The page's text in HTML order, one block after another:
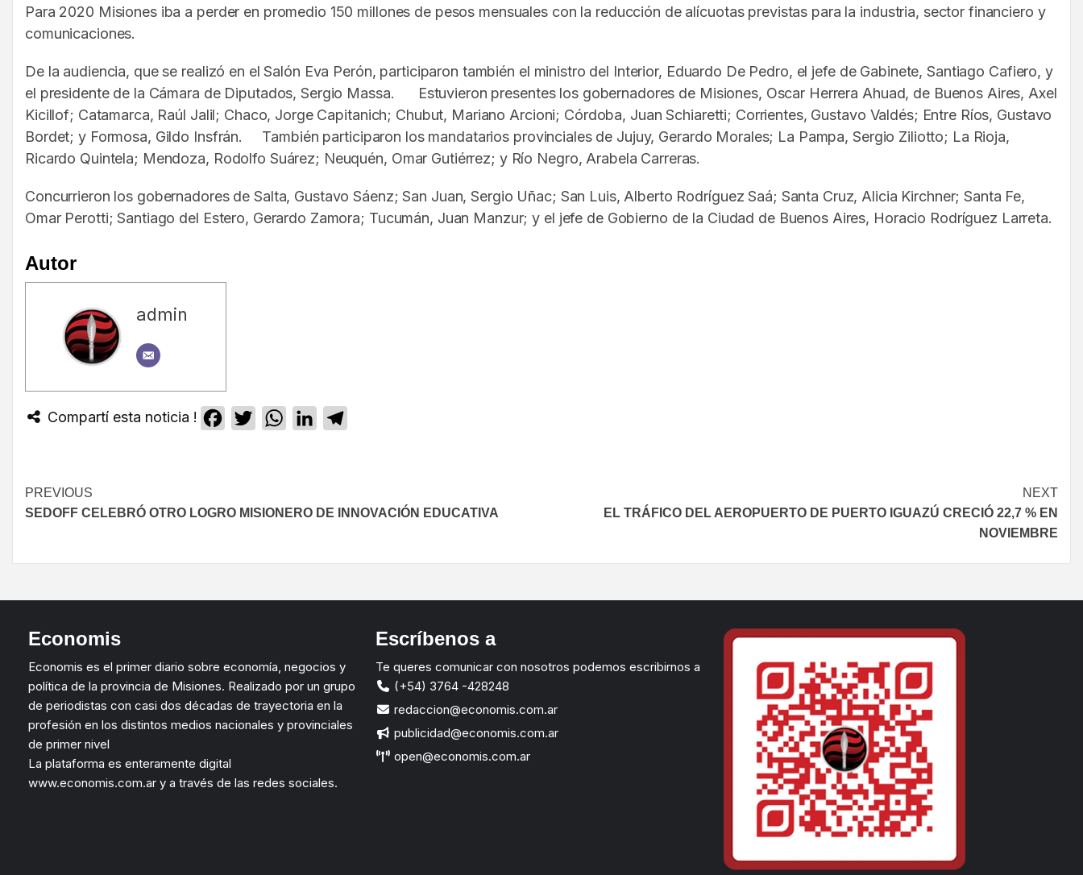
Para 2020 Misiones iba a perder en promedio 150 millones de pesos mensuales con la reducción de alícuotas previstas para la industria, sector financiero y
comunicaciones.
De la audiencia, que se realizó en el Salón Eva Perón, participaron también el ministro del Interior, Eduardo De Pedro, el jefe de Gabinete, Santiago Cafiero, y
el presidente de la Cámara de Diputados, Sergio Massa. Estuvieron presentes los gobernadores de Misiones, Oscar Herrera Ahuad, de Buenos Aires, Axel
Kicillof; Catamarca, Raúl Jalil; Chaco, Jorge Capitanich; Chubut, Mariano Arcioni; Córdoba, Juan Schiaretti; Corrientes, Gustavo Valdés; Entre Ríos, Gustavo
Bordet; y Formosa, Gildo Insfrán. También participaron los mandatarios provinciales de Jujuy, Gerardo Morales; La Pampa, Sergio Ziliotto; La Rioja,
Ricardo Quintela; Mendoza, Rodolfo Suárez; Neuquén, Omar Gutiérrez; y Río Negro, Arabela Carreras.
Concurrieron los gobernadores de Salta, Gustavo Sáenz; San Juan, Sergio Uñac; San Luis, Alberto Rodríguez Saá; Santa Cruz, Alicia Kirchner; Santa Fe,
Omar Perotti; Santiago del Estero, Gerardo Zamora; Tucumán, Juan Manzur; y el jefe de Gobierno de la Ciudad de Buenos Aires, Horacio Rodríguez Larreta.
Autor
admin
Compartí esta noticia ! Facebook
TwitterWhatsApp
LinkedIn
PREVIOUS
SEDOFF CELEBRÓ OTRO LOGRO MISIONERO DE INNOVACIÓN EDUCATIVA
NEXT
EL TRÁFICO DEL AEROPUERTO DE PUERTO IGUAZÚ CRECIÓ 22,7 % EN
NOVIEMBRE
Economis
Economis es el primer diario sobre economía, negocios y
política de la provincia de Misiones. Realizado por un grupo
de periodistas con casi dos décadas de trayectoria en la
profesión en los distintos medios nacionales y provinciales
de primer nivel
La plataforma es enteramente digital
www.economis.com.ar y a través de las redes sociales.
Escríbenos a
Te queres comunicar con nosotros podemos escribirnos a
(+54) 3764 -428248
redaccion@economis.com.ar
publicidad@economis.com.ar
open@economis.com.ar